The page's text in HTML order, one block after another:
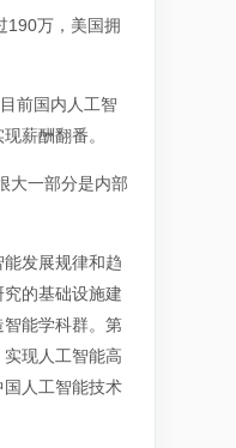
190万，美国拥
前国内人工智
薪酬翻番。
大一部分是内部
发展规律和趋
的基础设施建
能学科群。第
现人工智能高
人工智能技术